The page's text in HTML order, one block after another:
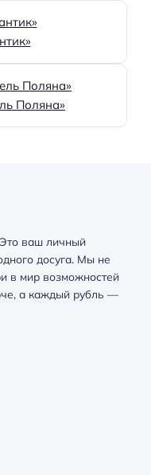
Поляна»
ваш личный
досуга. Мы не
в мир возможностей
а каждый рубль —